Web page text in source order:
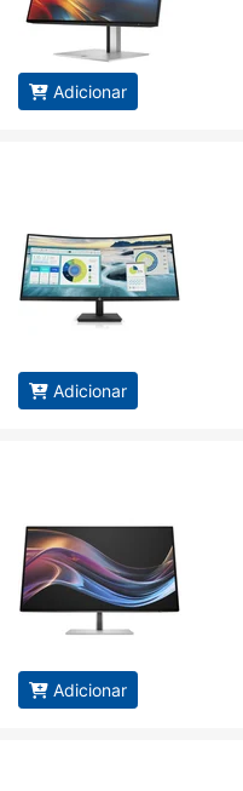
Adicionar
Adicionar
Adicionar